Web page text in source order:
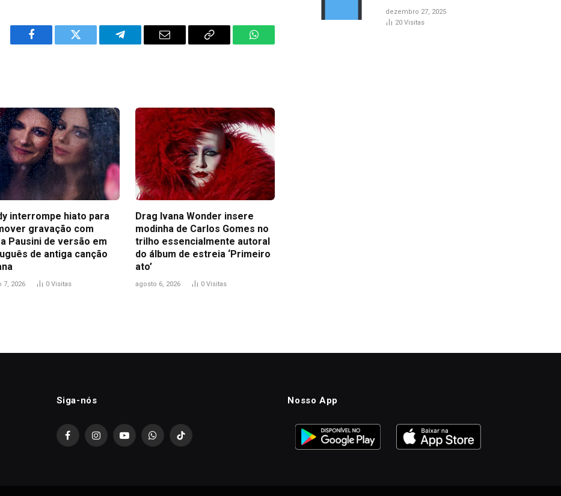
Facebook Twitter Telegram Email
Copy
WhatsApp
interrompe hiato para
gravação com
Pausini de versão em
de antiga canção
7, 2026 0 Visitas
Drag Ivana Wonder insere
modinha de Carlos Gomes no
trilho essencialmente autoral
do álbum de estreia ‘Primeiro
ato’
agosto 6, 2026 0 Visitas
marcos da cultura em
2025
dezembro 27, 2025
20 Visitas
Siga-nós
FacebookInstagramYouTubeWhatsAppTikTok
Nosso App